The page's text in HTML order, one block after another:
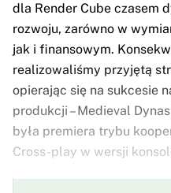
dla Render Cube czasem
rozwoju, zarówno w
jak i finansowym.
realizowaliśmy przyjętą
opierając się na sukcesie
produkcji – Medieval
była premiera trybu
Cross-play w wersji